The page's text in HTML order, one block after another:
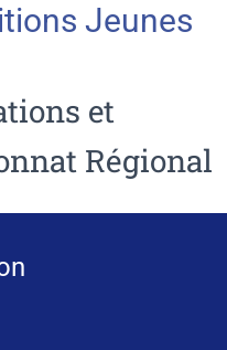
Jeunes
et
Régional